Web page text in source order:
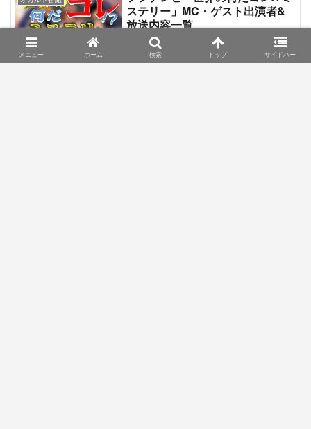
ステリー」MC・ゲスト出演者&
放送内容一覧
メニュー ホーム 検索 トップ サイドバー